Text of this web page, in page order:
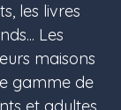
les livres
Les
maisons
gamme de